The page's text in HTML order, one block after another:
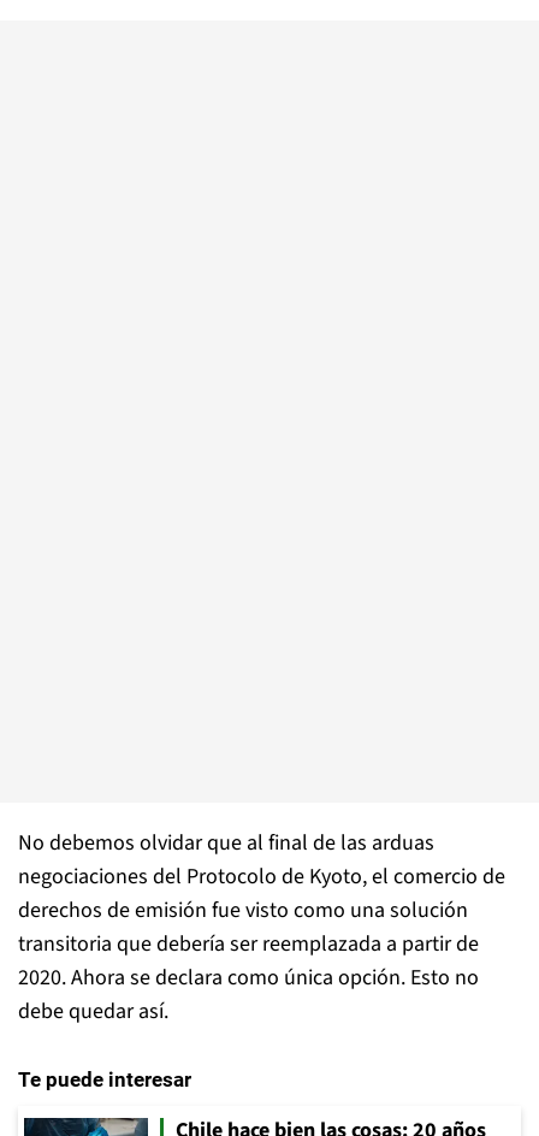
No debemos olvidar que al final de las arduas
negociaciones del Protocolo de Kyoto, el comercio de
derechos de emisión fue visto como una solución
transitoria que debería ser reemplazada a partir de
2020. Ahora se declara como única opción. Esto no
debe quedar así.
Te puede interesar